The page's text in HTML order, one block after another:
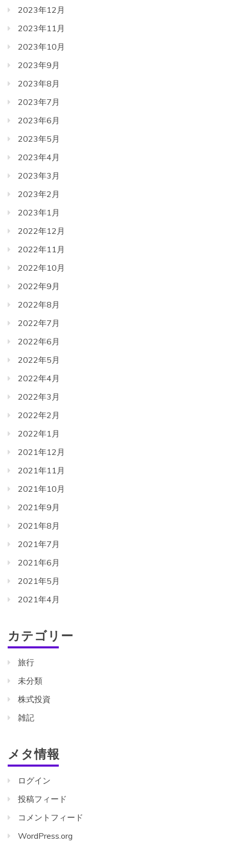
2023年12月
2023年11月
2023年10月
2023年9月
2023年8月
2023年7月
2023年6月
2023年5月
2023年4月
2023年3月
2023年2月
2023年1月
2022年12月
2022年11月
2022年10月
2022年9月
2022年8月
2022年7月
2022年6月
2022年5月
2022年4月
2022年3月
2022年2月
2022年1月
2021年12月
2021年11月
2021年10月
2021年9月
2021年8月
2021年7月
2021年6月
2021年5月
2021年4月
カテゴリー
旅行
未分類
株式投資
雑記
メタ情報
ログイン
投稿フィード
コメントフィード
WordPress.org